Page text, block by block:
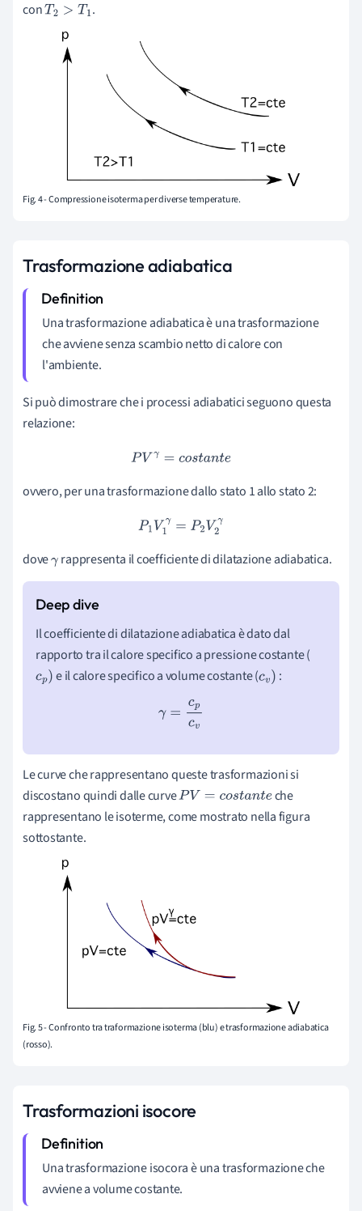
conT2>T1 .
Fig. 4 - Compressione isoterma per diverse temperature.
Trasformazione adiabatica
Una trasformazione adiabatica è una trasformazione
che avviene senza scambio netto di calore con
l'ambiente.
Si può dimostrare che i processi adiabatici seguono questa
relazione:
PVγ=c ostante
ovvero, per una trasformazione dallo stato 1 allo stato 2:
P1V1 γ=P2V2γ
doveγ rappresenta il coefficiente di dilatazione adiabatica.
Ilcoefficiente di dilatazione adiabaticaè dato dal
rapporto tra il calore specifico a pressione costante (
cp) e il calore specifico a volume costante(cv) :
γ =c pcv
Le curve che rappresentano queste trasformazioni si
discostano quindi dalle curvePV=c os tante
che
rappresentano le isoterme, come mostrato nella figura
sottostante.
Fig. 5 - Confronto tra traformazione isoterma (blu) e trasformazione adiabatica
(rosso).
Trasformazioni isocore
Una trasformazione isocora è una trasformazione che
avviene a volume costante.